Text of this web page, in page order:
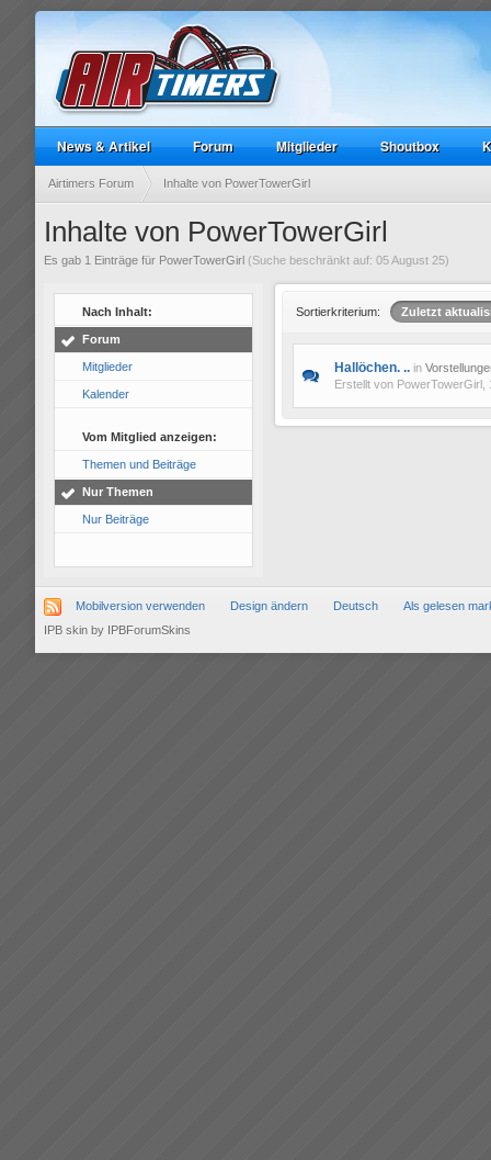
News & Artikel Forum Mitglieder Shoutbox
Airtimers Forum Inhalte von PowerTowerGirl
Inhalte von PowerTowerGirl
Es gab 1 Einträge für PowerTowerGirl (Suche beschränkt auf: 05 August 25)
Nach Inhalt:
Forum
Mitglieder
Kalender
Vom Mitglied anzeigen:
Themen und Beiträge
Nur Themen
Nur Beiträge
Sortierkriterium: Zuletzt
Hallöchen. .. in
Erstellt von PowerTowerGirl
Mobilversion verwenden Design ändern Deutsch
Als gelesen
IPB skin by IPBForumSkins